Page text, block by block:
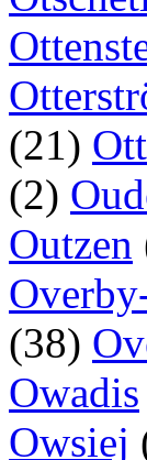
(21)
(2)
Outzen
(38)
Owadis
Owsiej